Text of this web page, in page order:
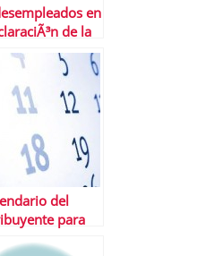
en
de la
del
para